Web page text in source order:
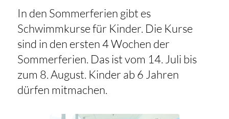
In den Sommerferien gibt es
Schwimmkurse für Kinder. Die Kurse
sind in den ersten 4 Wochen der
Sommerferien. Das ist vom 14. Juli bis
zum 8. August. Kinder ab 6 Jahren
dürfen mitmachen.